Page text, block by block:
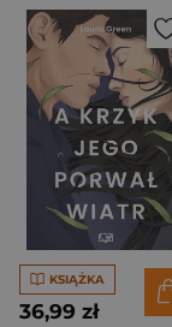
KSIĄŻKA
36,99 zł